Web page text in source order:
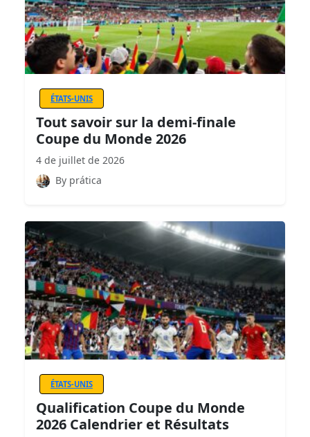
ÉTATS-UNIS
Tout savoir sur la demi-finale
Coupe du Monde 2026
4 de juillet de 2026
By prática
ÉTATS-UNIS
Qualification Coupe du Monde
2026 Calendrier et Résultats